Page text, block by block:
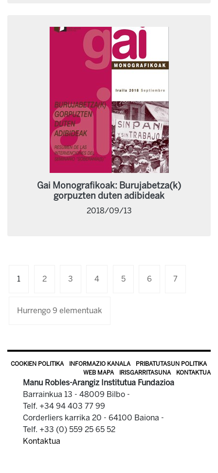
Gai Monografikoak: Burujabetza(k)
gorpuzten duten adibideak
2018/09/13
1 2 3 4 5 6 7
Hurrengo 9 elementuak
COOKIEN POLITIKA INFORMAZIO KANALA
PRIBATUTASUN POLITIKA
WEB MAPA
IRISGARRITASUNA KONTAKTUA
Manu Robles-Arangiz Institutua Fundazioa
Barrainkua 13 - 48009 Bilbo -
Telf. +34 94 403 77 99
Corderliers karrika 20 - 64100 Baiona -
Telf. +33 (0) 559 25 65 52
Kontaktua